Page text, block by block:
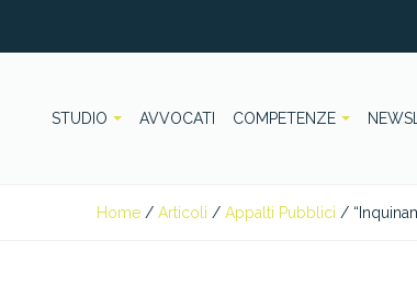
STUDIO AVVOCATI COMPETENZE
Home / Articoli / Appalti Pubblici /